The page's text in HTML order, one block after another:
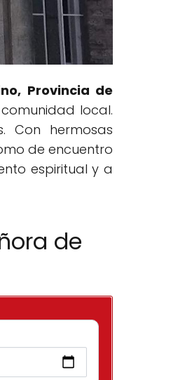
Provincia de
local.
Con hermosas
de encuentro
espiritual y a
de